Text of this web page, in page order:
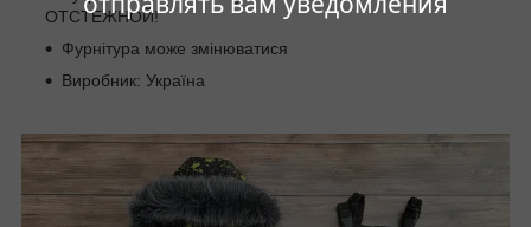
ОТСТЕЖНОЙ!
Фурнітура може змінюватися
Виробник: Україна